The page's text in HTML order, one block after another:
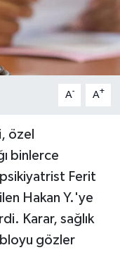
A- A+
özel
binlerce
Ferit
Hakan Y.'ye
Karar, sağlık
gözler